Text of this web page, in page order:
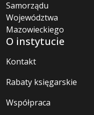
O instytucie
Kontakt
Rabaty księgarskie
Współpraca